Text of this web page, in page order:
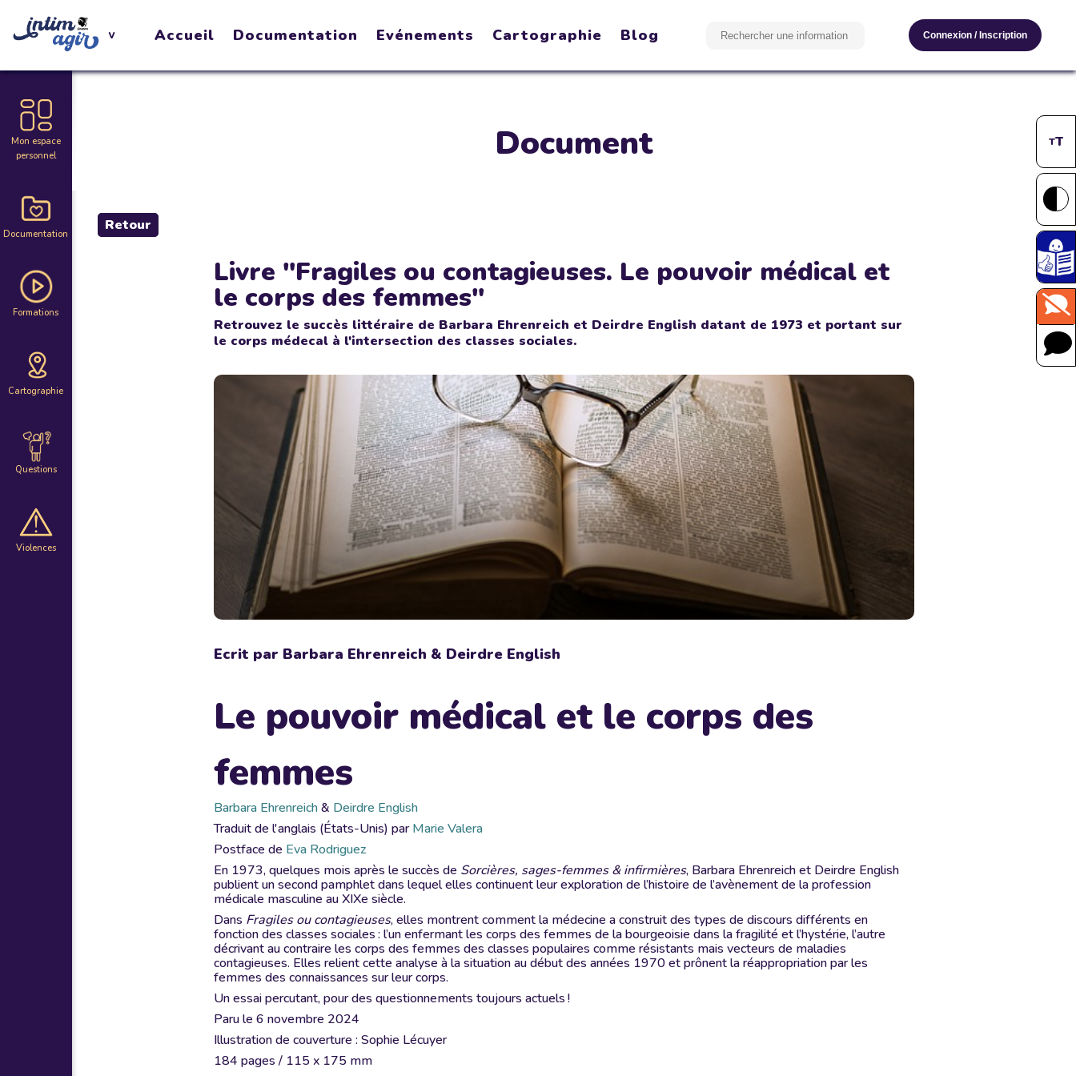
TT
Accueil Documentation Evénements Cartographie Blog Connexion/ Inscription
Mon espace
personnel
Documentation
Formations
Cartographie
Questions
Violences
Document
Retour
Livre "Fragiles ou contagieuses. Le pouvoir médical et
le corps des femmes"
Retrouvez le succès littéraire de Barbara Ehrenreich et Deirdre English datant de 1973 et portant sur
le corps médecal à l'intersection des classes sociales.
Ecrit par Barbara Ehrenreich & Deirdre English
Le pouvoir médical et le corps des
femmes
Barbara Ehrenreich& Deirdre English
Traduit de l'anglais (États-Unis) parMarie Valera
Postface de Eva Rodriguez
En 1973, quelques mois après le succès de Sorcières, sages-femmes & infirmières, Barbara Ehrenreich et Deirdre English
publient un second pamphlet dans lequel elles continuent leur exploration de l’histoire de l’avènement de la profession
médicale masculine au XIXe siècle.
Dans Fragiles ou contagieuses, elles montrent comment la médecine a construit des types de discours différents en
fonction des classes sociales : l’un enfermant les corps des femmes de la bourgeoisie dans la fragilité et l’hystérie, l’autre
décrivant au contraire les corps des femmes des classes populaires comme résistants mais vecteurs de maladies
contagieuses. Elles relient cette analyse à la situation au début des années 1970 et prônent la réappropriation par les
femmes des connaissances sur leur corps.
Un essai percutant, pour des questionnements toujours actuels !
Paru le 6 novembre 2024
Illustration de couverture : Sophie Lécuyer
184 pages / 115 x 175 mm